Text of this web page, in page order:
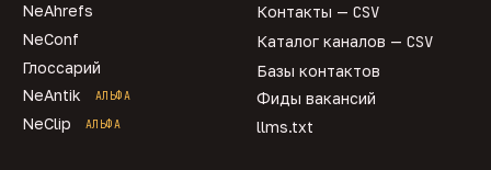
NeAhrefs
NeConf
Глоссарий
NeAntik
АЛЬФА
NeClip АЛЬФА
Контакты — CSV
Каталог каналов — CSV
Базы контактов
Фиды вакансий
llms.txt